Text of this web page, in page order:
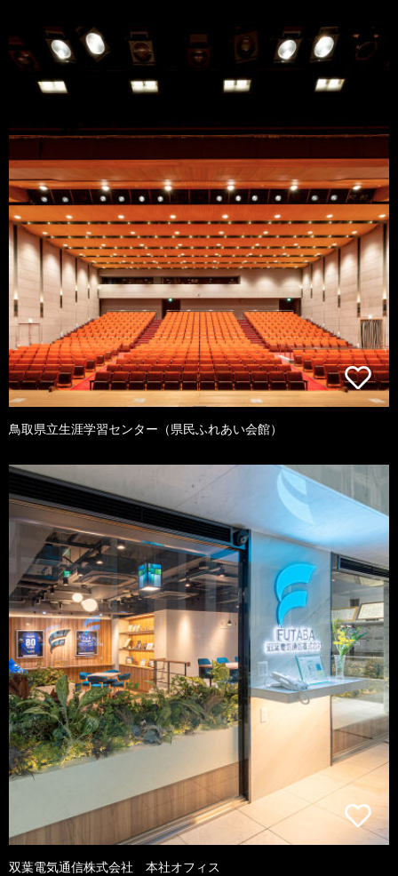
鳥取県立生涯学習センター（県民ふれあい会館）
双葉電気通信株式会社 本社オフィス